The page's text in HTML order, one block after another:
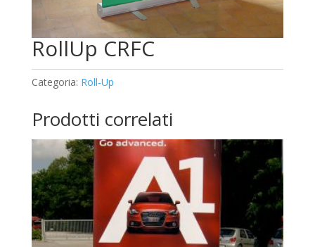
RollUp CRFC
Categoria: Roll-Up
Prodotti correlati